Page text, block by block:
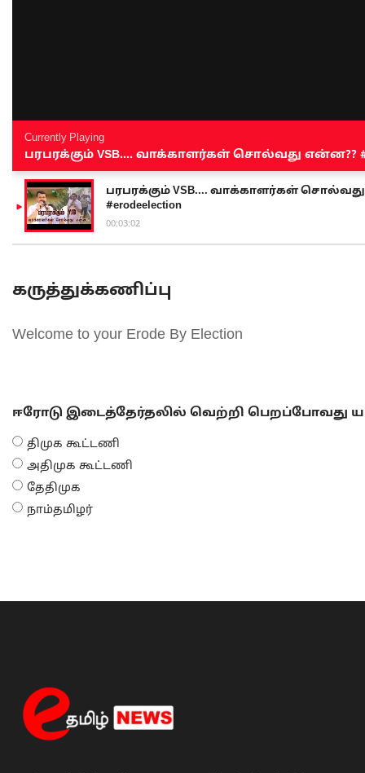
Currently Playing
பரபரக்கும் VSB.... வாக்காளர்கள் சொல்வது என்ன??
பரபரக்கும் VSB.... வாக்காளர்கள் சொல்வது
#erodeelection
00:03:02
கருத்துக்கணிப்பு
Welcome to your Erode By Election
ஈரோடு இடைத்தேர்தலில் வெற்றி பெறப்போவது
திமுக கூட்டணி
அதிமுக கூட்டணி
தேதிமுக
நாம்தமிழர்